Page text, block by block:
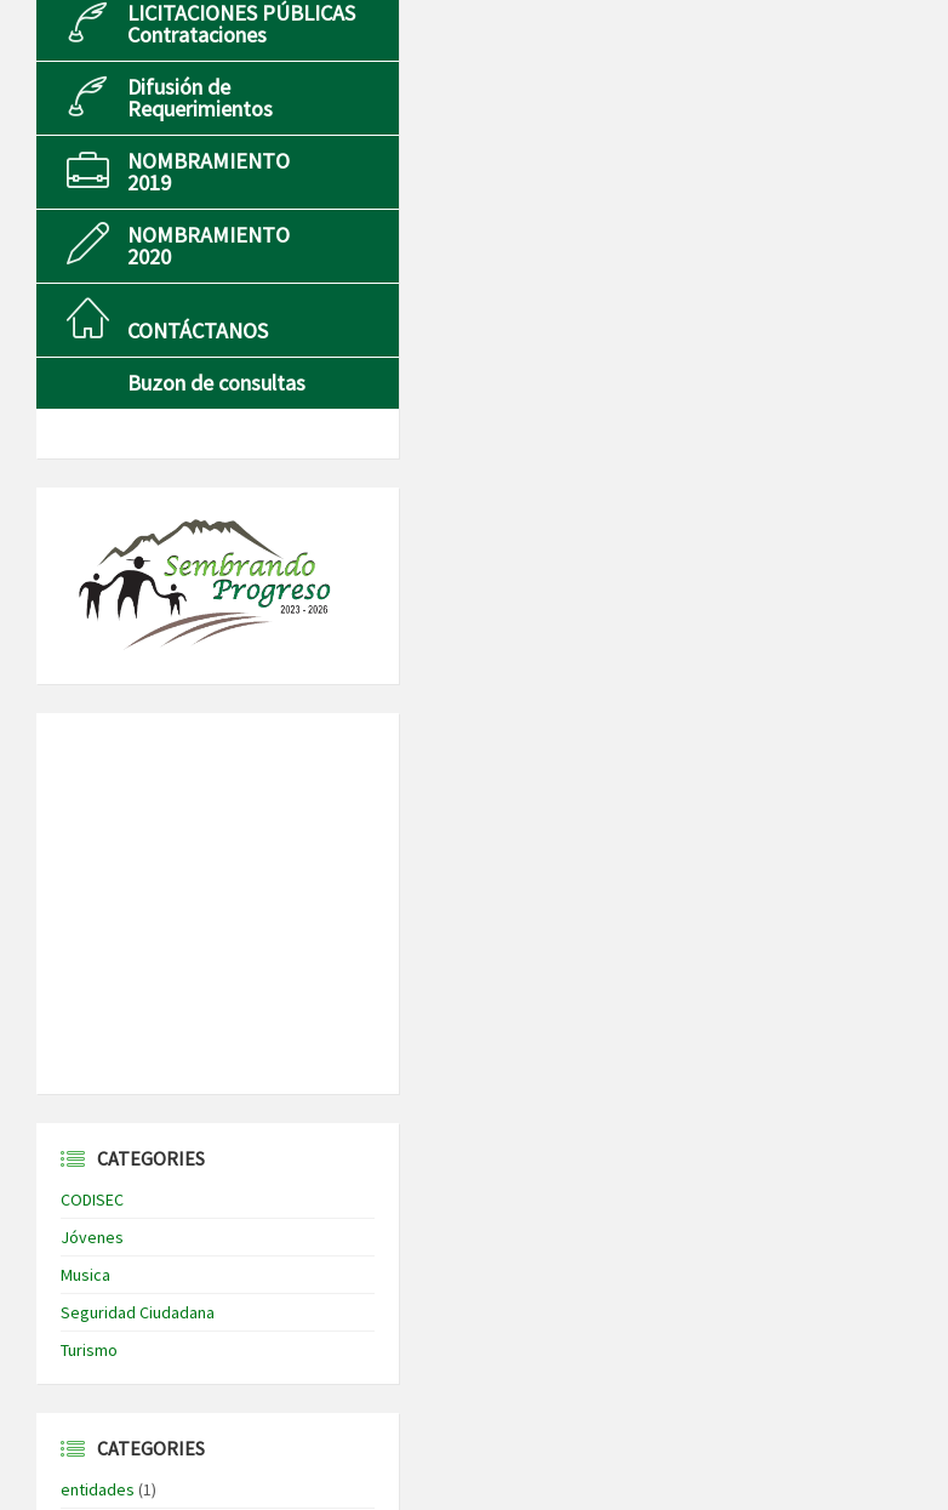
LICITACIONES PÚBLICAS
Contrataciones
Difusión de
Requerimientos
NOMBRAMIENTO
2019
NOMBRAMIENTO
2020
CONTÁCTANOS
Buzon de consultas
CATEGORIES
CODISEC
Jóvenes
Musica
Seguridad Ciudadana
Turismo
CATEGORIES
entidades (1)